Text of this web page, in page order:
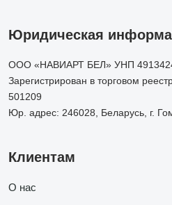
Юридическая
ООО «НАВИАРТ БЕЛ» УНП
Зарегистрирован в торговом
501209
Юр. адрес: 246028, Беларусь, г.
Клиентам
О нас